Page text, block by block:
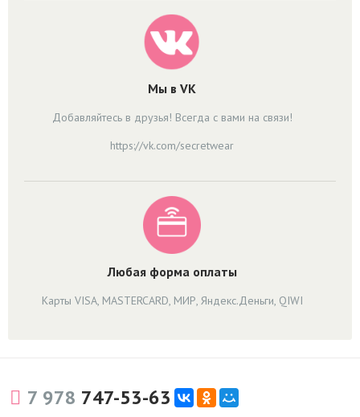
Мы в VK
Добавляйтесь в друзья! Всегда с вами на связи!
https://vk.com/secretwear
Любая форма оплаты
Карты VISA, MASTERCARD, МИР, Яндекс.Деньги, QIWI
7 978 747-53-63